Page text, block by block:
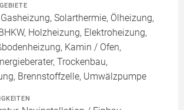
Solarthermie, Ölheizung,
Holzheizung, Elektroheizung,
Kamin / Ofen,
Trockenbau,
Brennstoffzelle, Umwälzpumpe